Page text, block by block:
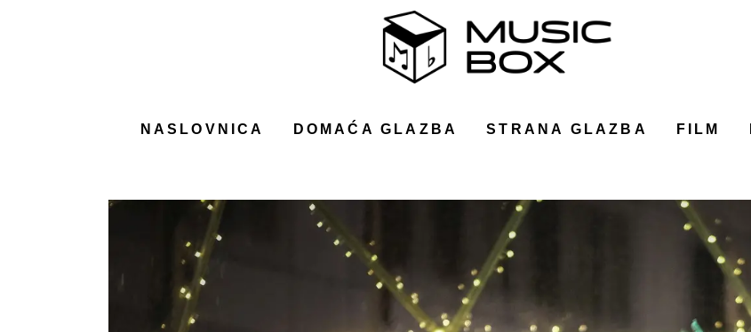
NASLOVNICA DOMAĆA GLAZBA STRANA GLAZBA FILM